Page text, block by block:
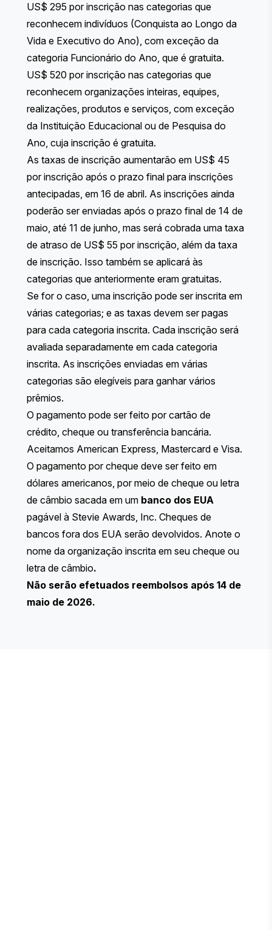
US$ 295 por inscrição nas categorias que
reconhecem indivíduos (Conquista ao Longo da
Vida e Executivo do Ano), com exceção da
categoria Funcionário do Ano, que é gratuita.
US$ 520 por inscrição nas categorias que
reconhecem organizações inteiras, equipes,
realizações, produtos e serviços, com exceção
da Instituição Educacional ou de Pesquisa do
Ano, cuja inscrição é gratuita.
As taxas de inscrição aumentarão em US$ 45
por inscrição após o prazo final para inscrições
antecipadas, em 16 de abril. As inscrições ainda
poderão ser enviadas após o prazo final de 14 de
maio, até 11 de junho, mas será cobrada uma taxa
de atraso de US$ 55 por inscrição, além da taxa
de inscrição. Isso também se aplicará às
categorias que anteriormente eram gratuitas.
Se for o caso, uma inscrição pode ser inscrita em
várias categorias; e as taxas devem ser pagas
para cada categoria inscrita. Cada inscrição será
avaliada separadamente em cada categoria
inscrita. As inscrições enviadas em várias
categorias são elegíveis para ganhar vários
prêmios.
O pagamento pode ser feito por cartão de
crédito, cheque ou transferência bancária.
Aceitamos American Express, Mastercard e Visa.
O pagamento por cheque deve ser feito em
dólares americanos, por meio de cheque ou letra
de câmbio sacada em um banco dos EUA
pagável à Stevie Awards, Inc. Cheques de
bancos fora dos EUA serão devolvidos. Anote o
nome da organização inscrita em seu cheque ou
letra de câmbio.
Não serão efetuados reembolsos após 14 de
maio de 2026.